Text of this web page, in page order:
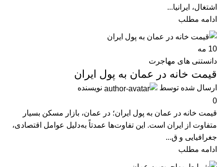
اشتغال، ایرانیا...
ادامه مطلب
10 مه
دانستنی های مهاجرت
قیمت خانه در عمان به پول ایران
ارسال شده توسط
نویسنده
0
قیمت خانه در عمان به پول ایران؛ در عمان، بازار مسکن بسیار
متفاوت از ایران است. این تفاوت‌ها عمدتاً به‌دلیل عوامل اقتصادی،
جغرافیایی و ق...
ادامه مطلب